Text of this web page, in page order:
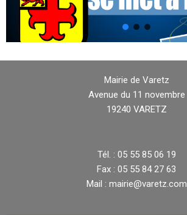
Mairie de Varetz
Avenue du 11 novembre
19240 VARETZ
Tél. : 05 55 85 06 19
Fax : 05 55 84 27 63
Mail : mairie@varetz.com